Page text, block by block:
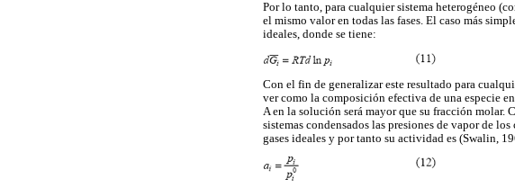
Por lo tanto, para cualquier sistema heterogéneo
el mismo valor en todas las fases. El caso más
ideales, donde se tiene:
Con el fin de generalizar este resultado para
ver como la composición efectiva de una especie
A en la solución será mayor que su fracción molar.
sistemas condensados las presiones de vapor de
gases ideales y por tanto su actividad es (Swalin,